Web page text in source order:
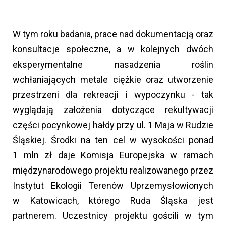
W tym roku badania, prace nad dokumentacją oraz
konsultacje społeczne, a w kolejnych dwóch
eksperymentalne nasadzenia roślin
wchłaniających metale ciężkie oraz utworzenie
przestrzeni dla rekreacji i wypoczynku - tak
wyglądają założenia dotyczące rekultywacji
części pocynkowej hałdy przy ul. 1 Maja w Rudzie
Śląskiej. Środki na ten cel w wysokości ponad
1 mln zł daje Komisja Europejska w ramach
międzynarodowego projektu realizowanego przez
Instytut Ekologii Terenów Uprzemysłowionych
w Katowicach, którego Ruda Śląska jest
partnerem. Uczestnicy projektu gościli w tym